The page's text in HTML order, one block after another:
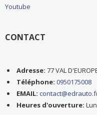
Youtube
CONTACT
Adresse: 77 VAL
Téléphone: 0950175008
EMAIL:
Heures d'ouverture: